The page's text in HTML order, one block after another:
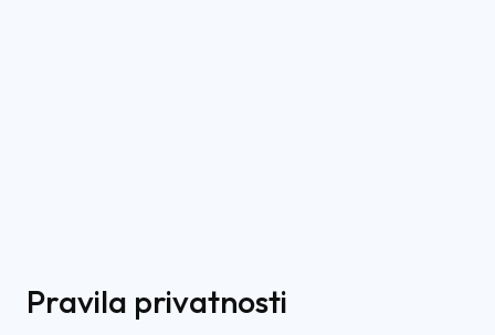
Pravila privatnosti